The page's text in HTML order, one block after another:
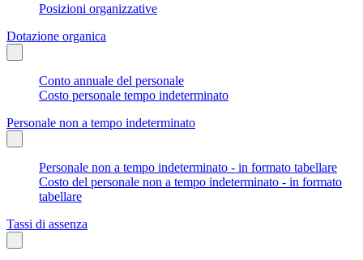
Posizioni organizzative
Dotazione organica
Conto annuale del personale
Costo personale tempo indeterminato
Personale non a tempo indeterminato
Personale non a tempo indeterminato - in formato tabellare
Costo del personale non a tempo indeterminato - in formato
tabellare
Tassi di assenza